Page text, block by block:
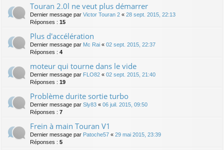
Touran 2.0l ne veut plus démarrer
Dernier message par Victor Touran 2 « 28 sept. 2015, 22:13
Réponses : 15
Plus d'accélération
Dernier message par Mc Rai « 02 sept. 2015, 22:37
Réponses : 4
moteur qui tourne dans le vide
Dernier message par FLO82 « 02 sept. 2015, 21:40
Réponses : 19
Problème durite sortie turbo
Dernier message par Sly83 « 06 juil. 2015, 09:50
Réponses : 7
Frein à main Touran V1
Dernier message par Patoche57 « 29 mai 2015, 23:39
Réponses : 5